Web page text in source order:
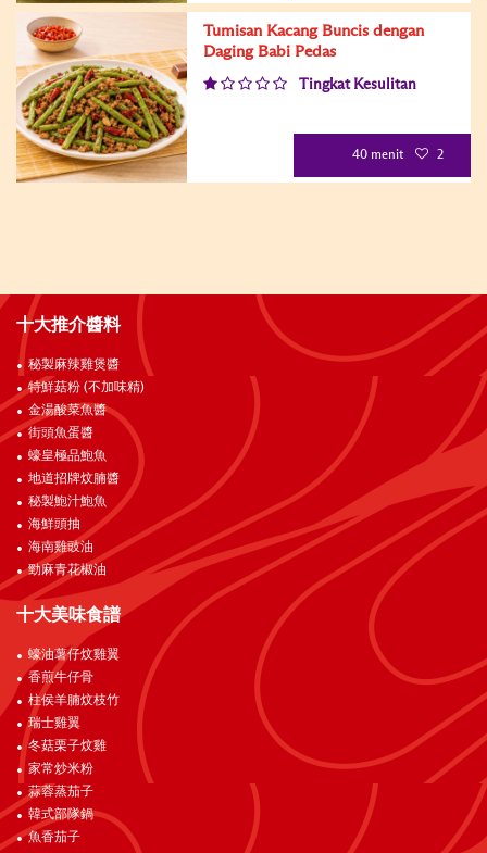
Tumisan Kacang Buncis dengan
Daging Babi Pedas
Tingkat Kesulitan
40 menit 2
十大推介醬料
秘製麻辣雞煲醬
特鮮菇粉 (不加味精)
金湯酸菜魚醬
街頭魚蛋醬
蠔皇極品鮑魚
地道招牌炆腩醬
秘製鮑汁鮑魚
海鮮頭抽
海南雞豉油
勁麻青花椒油
十大美味食譜
蠔油薯仔炆雞翼
香煎牛仔骨
柱侯羊腩炆枝竹
瑞士雞翼
冬菇栗子炆雞
家常炒米粉
蒜蓉蒸茄子
韓式部隊鍋
魚香茄子